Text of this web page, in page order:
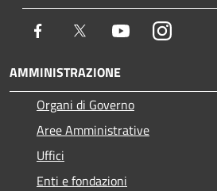
Facebook Twitter YoutubeInstagram
AMMINISTRAZIONE
Organi di Governo
Aree Amministrative
Uffici
Enti e fondazioni